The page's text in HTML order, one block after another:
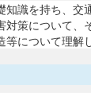
知識を持ち、交
策について、
について理解